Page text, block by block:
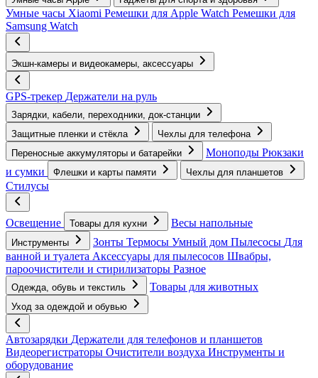
Умные часы Xiaomi Ремешки для Apple Watch Ремешки для
Samsung Watch
Экшн-камеры и видеокамеры, аксессуары
GPS-трекер Держатели на руль
Зарядки, кабели, переходники, док-станции
Защитные пленки и стёкла
Чехлы для телефона
Переносные аккумуляторы и батарейки
Моноподы Рюкзаки
и сумки
Флешки и карты памяти Чехлы для планшетов
Стилусы
Освещение Товары для кухни Весы напольные
Инструменты Зонты Термосы Умный дом Пылесосы Для
ванной и туалета Аксессуары для пылесосов Швабры,
пароочистители и стирилизаторы Разное
Одежда, обувь и текстиль Товары для животных
Уход за одеждой и обувью
Автозарядки Держатели для телефонов и планшетов
Видеорегистраторы Очистители воздуха Инструменты и
оборудование